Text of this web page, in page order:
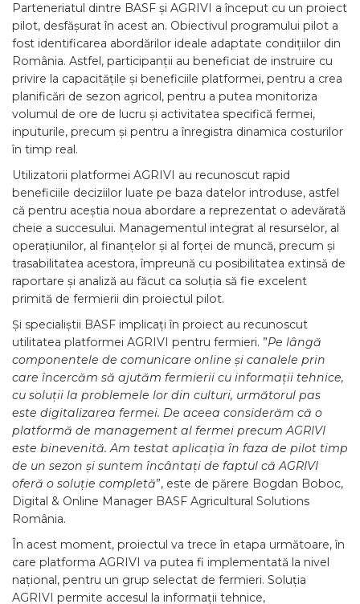
Parteneriatul dintre BASF și AGRIVI a început cu un proiect
pilot, desfășurat în acest an. Obiectivul programului pilot a
fost identificarea abordărilor ideale adaptate condițiilor din
România. Astfel, participanții au beneficiat de instruire cu
privire la capacitățile și beneficiile platformei, pentru a crea
planificări de sezon agricol, pentru a putea monitoriza
volumul de ore de lucru și activitatea specifică fermei,
inputurile, precum și pentru a înregistra dinamica costurilor
în timp real.
Utilizatorii platformei AGRIVI au recunoscut rapid
beneficiile deciziilor luate pe baza datelor introduse, astfel
că pentru aceștia noua abordare a reprezentat o adevărată
cheie a succesului. Managementul integrat al resurselor, al
operațiunilor, al finanțelor și al forței de muncă, precum și
trasabilitatea acestora, împreună cu posibilitatea extinsă de
raportare și analiză au făcut ca soluția să fie excelent
primită de fermierii din proiectul pilot.
Și specialiștii BASF implicați în proiect au recunoscut
utilitatea platformei AGRIVI pentru fermieri. ”Pe lângă
componentele de comunicare online și canalele prin
care încercăm să ajutăm fermierii cu informații tehnice,
cu soluții la problemele lor din culturi, următorul pas
este digitalizarea fermei. De aceea considerăm că o
platformă de management al fermei precum AGRIVI
este binevenită. Am testat aplicația în faza de pilot timp
de un sezon și suntem încântați de faptul că AGRIVI
oferă o soluție completă”, este de părere Bogdan Boboc,
Digital & Online Manager BASF Agricultural Solutions
România.
În acest moment, proiectul va trece în etapa următoare, în
care platforma AGRIVI va putea fi implementată la nivel
național, pentru un grup selectat de fermieri. Soluția
AGRIVI permite accesul la informații tehnice,